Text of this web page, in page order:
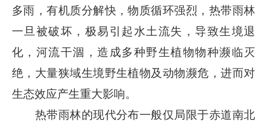
多雨，有机质分解快，物质循环强烈，热带雨林
一旦被破坏，极易引起水土流失，导致生境退
化，河流干涸，造成多种野生植物物种濒临灭
绝，大量狭域生境野生植物及动物濒危，进而对
生态效应产生重大影响。
热带雨林的现代分布一般仅局限于赤道南北